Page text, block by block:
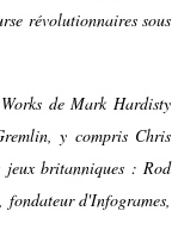
révolutionnaires sous
de Mark Hardisty
y compris Chris
jeux britanniques : Rod
fondateur d'Infogrames,